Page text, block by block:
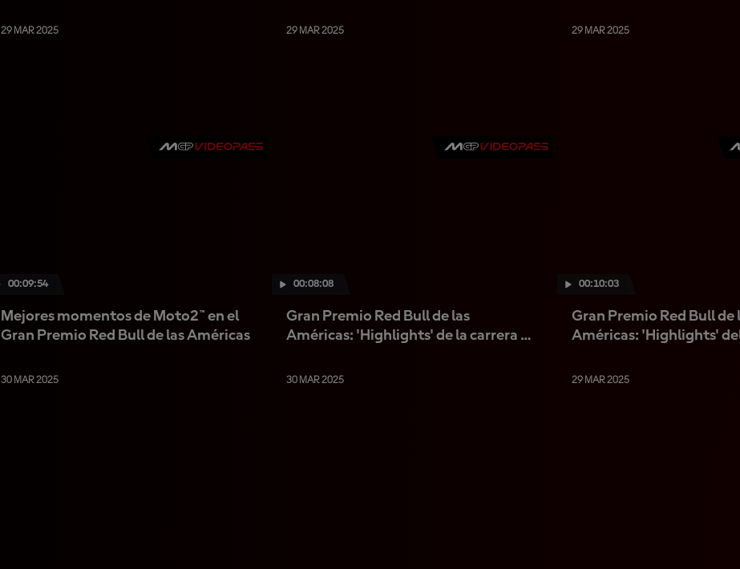
29 MAR 2025 29 MAR 2025 29 MAR 2025
00:09:54
Mejores momentos de Moto2™ en el
Gran Premio Red Bull de las Américas
30 MAR 2025
00:08:08
Gran Premio Red Bull de las
Américas: 'Highlights' de la carrera de
30 MAR 2025
00:10:03
Gran Premio Red Bull de
Américas: 'Highlights'
29 MAR 2025